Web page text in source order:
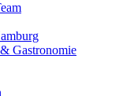
Gastronomie